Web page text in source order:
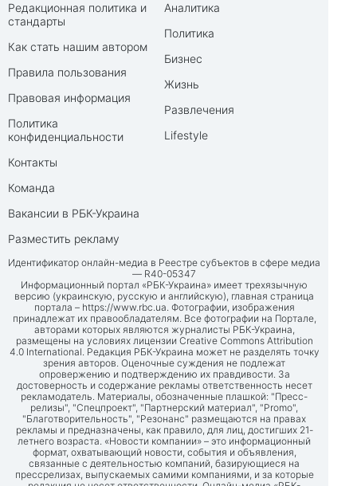
Редакционная политика и
стандарты
Как стать нашим автором
Правила пользования
Правовая информация
Политика
конфиденциальности
Контакты
Команда
Вакансии в РБК-Украина
Разместить рекламу
Аналитика
Политика
Бизнес
Жизнь
Развлечения
Lifestyle
Идентификатор онлайн-медиа в Реестре субъектов в сфере медиа
— R40-05347
Информационный портал «РБК-Украина» имеет трехязычную
версию (украинскую, русскую и английскую), главная страница
портала – https://www.rbc.ua. Фотографии, изображения
принадлежат их правообладателям. Все фотографии на Портале,
авторами которых являются журналисты РБК-Украина,
размещены на условиях лицензии Creative Commons Attribution
4.0 International. Редакция РБК-Украина может не разделять точку
зрения авторов. Оценочные суждения не подлежат
опровержению и подтверждению их правдивости. За
достоверность и содержание рекламы ответственность несет
рекламодатель. Материалы, обозначенные плашкой: "Пресс-
релизы", "Спецпроект", "Партнерский материал", "Promo",
"Благотворительность", "Резонанс" размещаются на правах
рекламы и предназначены, как правило, для лиц, достигших 21-
летнего возраста. «Новости компании» – это информационный
формат, охватывающий новости, события и объявления,
связанные с деятельностью компаний, базирующиеся на
прессрелизах, выпускаемых самими компаниями, и за которые